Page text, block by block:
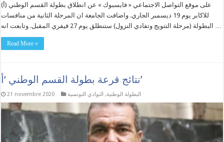
على موقع التواصل الاجتماعي « فايسبوك » عن انطلاق بطولة القسم الوطني (أ)
للاكابر يوم 19 ديسمبر الجاري. واضافت الجامعة ان المرحلة الثانية من منافسات
البطولة (مرحلة التتويج وتفادي النزول) ستنطلق يوم 27 فيفري المقبل. وتابعت انه …
Read More »
نتائج قرعة بطولة القسم الوطني ‘أ’
21 novembre 2020 البطولة الوطنية, النوادي التونسية